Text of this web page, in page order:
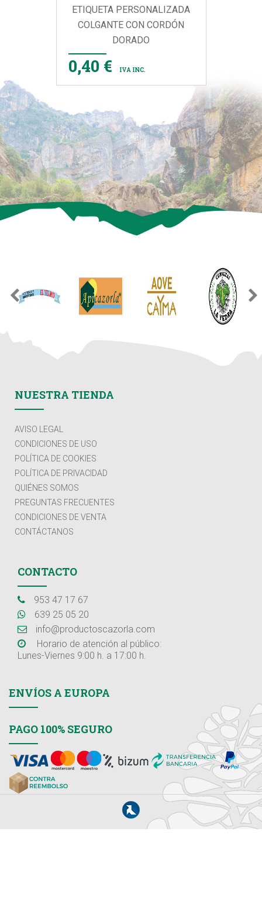
ETIQUETA PERSONALIZADA
COLGANTE CON CORDÓN
DORADO
0,40 € IVA INC.
NUESTRA TIENDA
AVISO LEGAL
CONDICIONES DE USO
POLÍTICA DE COOKIES
POLÍTICA DE PRIVACIDAD
QUIÉNES SOMOS
PREGUNTAS FRECUENTES
CONDICIONES DE VENTA
CONTÁCTANOS
CONTACTO
953 47 17 67
639 25 05 20
info@productoscazorla.com
Horario de atención al público:
Lunes-Viernes 9:00 h. a 17:00 h.
ENVÍOS A EUROPA
PAGO 100% SEGURO